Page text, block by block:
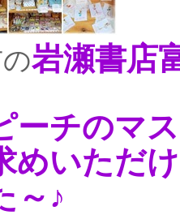
岩瀬書店
ーチのマ
めいただ
～♪